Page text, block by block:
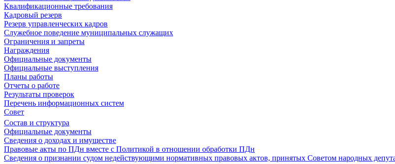
Квалификационные требования
Кадровый резерв
Резерв управленческих кадров
Служебное поведение муниципальных служащих
Ограничения и запреты
Награждения
Официальные документы
Официальные выступления
Планы работы
Отчеты о работе
Результаты проверок
Перечень информационных систем
Совет
Состав и структура
Официальные документы
Сведения о доходах и имуществе
Правовые акты по ПДн вместе с Политикой в отношении обработки ПДн
Сведения о признании судом недействующими нормативных правовых актов, принятых Советом народных